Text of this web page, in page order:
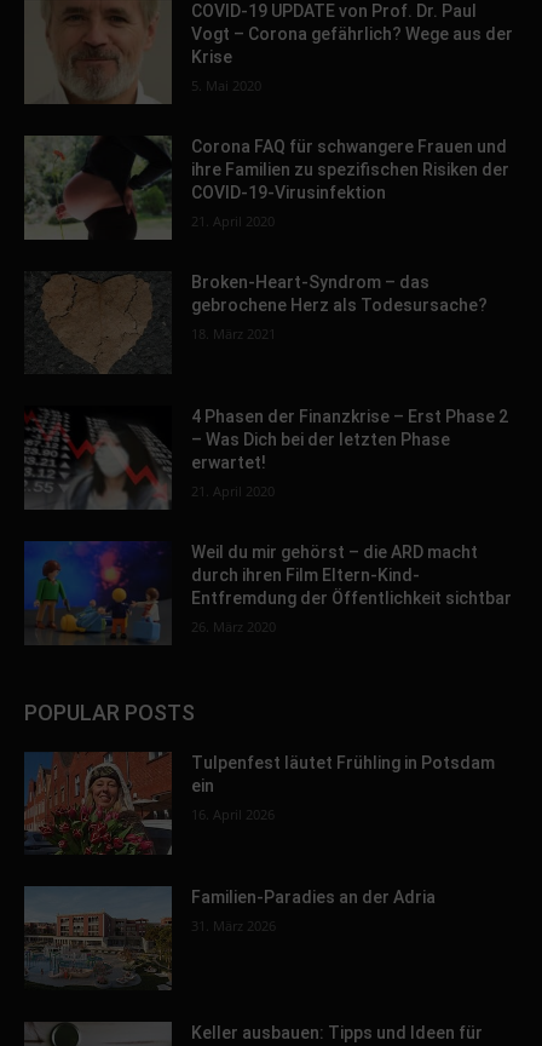
COVID-19 UPDATE von Prof. Dr. Paul
Vogt – Corona gefährlich? Wege aus der
Krise
5. Mai 2020
Corona FAQ für schwangere Frauen und
ihre Familien zu spezifischen Risiken der
COVID-19-Virusinfektion
21. April 2020
Broken-Heart-Syndrom – das
gebrochene Herz als Todesursache?
18. März 2021
4 Phasen der Finanzkrise – Erst Phase 2
– Was Dich bei der letzten Phase
erwartet!
21. April 2020
Weil du mir gehörst – die ARD macht
durch ihren Film Eltern-Kind-
Entfremdung der Öffentlichkeit sichtbar
26. März 2020
POPULAR POSTS
Tulpenfest läutet Frühling in Potsdam
ein
16. April 2026
Familien-Paradies an der Adria
31. März 2026
Keller ausbauen: Tipps und Ideen für